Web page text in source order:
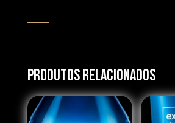
Produtos Relacionados